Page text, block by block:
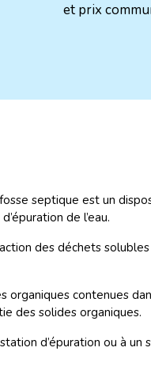
et prix
septique est un
de l’eau.
des déchets
contenues
des solides organiques.
d’épuration ou à